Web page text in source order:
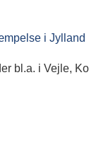
i Jylland
bl.a. i Vejle,